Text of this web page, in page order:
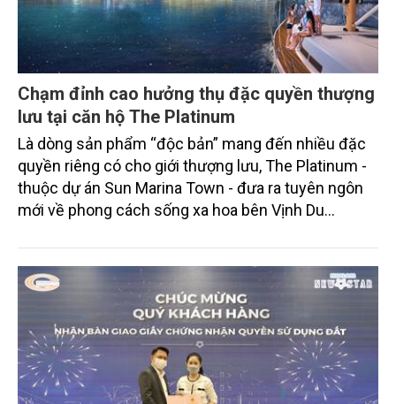
Chạm đỉnh cao hưởng thụ đặc quyền thượng
lưu tại căn hộ The Platinum
Là dòng sản phẩm “độc bản” mang đến nhiều đặc
quyền riêng có cho giới thượng lưu, The Platinum -
thuộc dự án Sun Marina Town - đưa ra tuyên ngôn
mới về phong cách sống xa hoa bên Vịnh Du